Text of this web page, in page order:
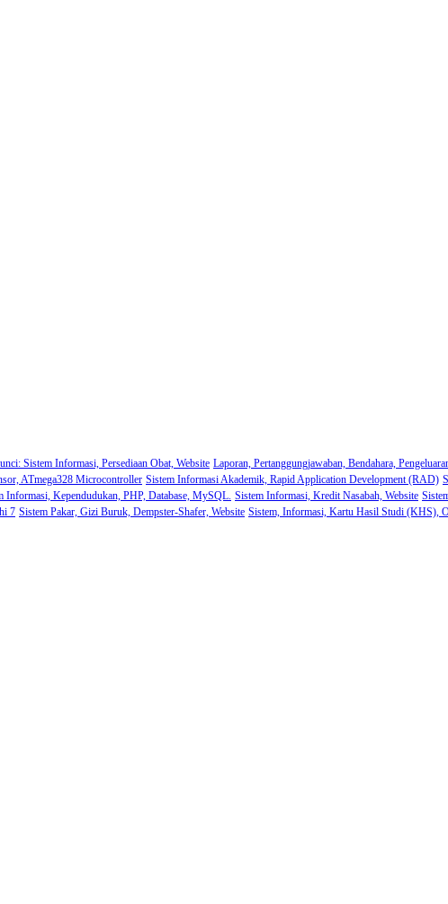
Sistem Informasi, Persediaan Obat, Website Laporan, Pertanggungjawaban, Bendahara,
ATmega328 Microcontroller Sistem Informasi Akademik, Rapid Application Development (RAD)
Informasi, Kependudukan, PHP, Database, MySQL. Sistem Informasi, Kredit Nasabah, Website
7 Sistem Pakar, Gizi Buruk, Dempster-Shafer, Website Sistem, Informasi, Kartu Hasil Studi (KHS),